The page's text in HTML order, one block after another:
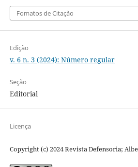
Fomatos de Citação
Edição
v. 6 n. 3 (2024): Número regular
Seção
Editorial
Licença
Copyright (c) 2024 Revista Defensoria;